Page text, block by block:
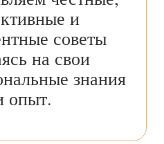
и
советы
на свои
знания
опыт.